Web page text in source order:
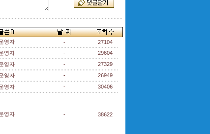
영자 -
27104
영자 -
29604
영자 -
27329
영자 -
26949
영자 - 30406
영자 - 38622